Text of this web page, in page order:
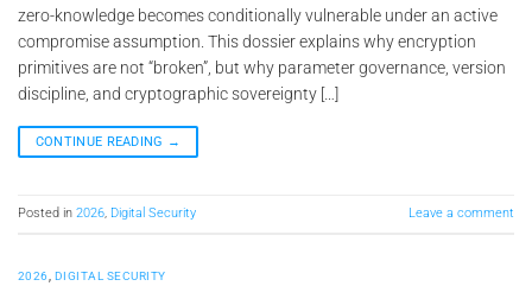
zero-knowledge becomes conditionally vulnerable under an active
compromise assumption. This dossier explains why encryption
primitives are not “broken”, but why parameter governance, version
discipline, and cryptographic sovereignty […]
CONTINUE READING →
Posted in 2026, Digital Security Leave a comment
2026 DIGITAL SECURITY